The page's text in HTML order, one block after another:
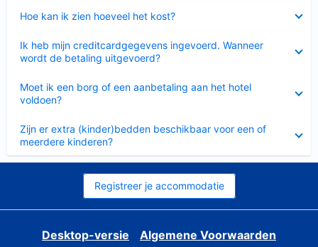
Hoe kan ik zien hoeveel het kost?
Ik heb mijn creditcardgegevens ingevoerd. Wanneer
wordt de betaling uitgevoerd?
Moet ik een borg of een aanbetaling aan het hotel
voldoen?
Zijn er extra (kinder)bedden beschikbaar voor een of
meerdere kinderen?
Registreer je accommodatie
Desktop-versie
Algemene Voorwaarden